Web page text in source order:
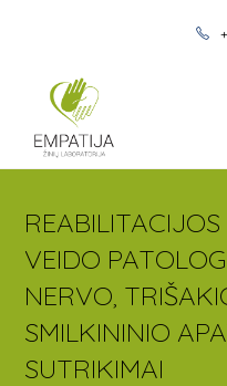
VEIDO
NERVO,
SMILKININIO
SUTRIKIMAI